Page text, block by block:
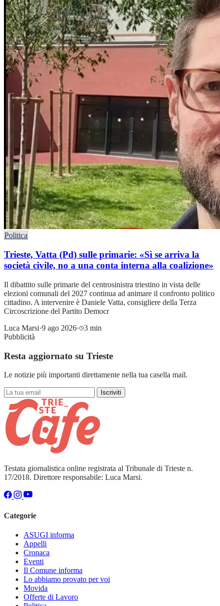
Politica
Trieste, Vatta (Pd) sulle primarie: «Sì se arriva la
società civile, no a una conta interna alla coalizione»
Il dibattito sulle primarie del centrosinistra triestino in vista delle
elezioni comunali del 2027 continua ad animare il confronto politico
cittadino. A intervenire è Daniele Vatta, consigliere della Terza
Circoscrizione del Partito Democr
Luca Marsi·9 ago 2026·
3 min
Pubblicità
Resta aggiornato su Trieste
Le notizie più importanti direttamente nella tua casella mail.
Iscriviti
Testata giornalistica online registrata al Tribunale di Trieste n.
17/2018. Direttore responsabile: Luca Marsi.
Categorie
ASUGI informa
Appelli
Cronaca
Eventi
Il Comune informa
Lo abbiamo provato per voi
Movida
Offerte di Lavoro